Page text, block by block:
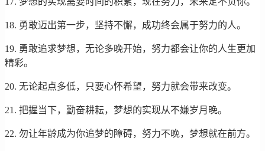
18. 勇敢迈出第一步，坚持不懈，成功终会属于努力的人。
19. 勇敢追求梦想，无论多晚开始，努力都会让你的人生更加
精彩。
20. 无论起点多低，只要心怀希望，努力就会带来改变。
21. 把握当下，勤奋耕耘，梦想的实现从不嫌岁月晚。
22. 勿让年龄成为你追梦的障碍，努力不晚，梦想就在前方。